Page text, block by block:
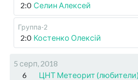
2:0 Селин Алексей
Группа-2
2:0 Костенко Олексій
5 серп, 2018
6
ЦНТ Метеорит (любители)